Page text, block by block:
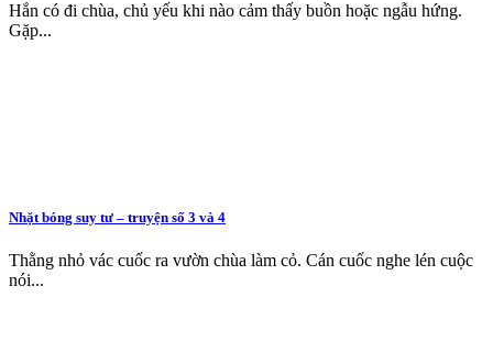
Hắn có đi chùa, chủ yếu khi nào cảm thấy buồn hoặc ngẫu hứng.
Gặp...
Nhặt bóng suy tư – truyện số 3 và 4
Thằng nhỏ vác cuốc ra vườn chùa làm cỏ. Cán cuốc nghe lén cuộc
nói...